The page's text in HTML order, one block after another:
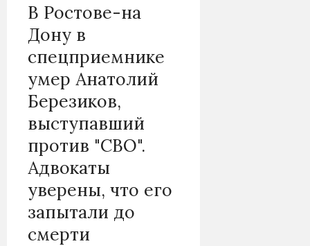
В Ростове-на
Дону в
спецприемнике
умер Анатолий
Березиков,
выступавший
против "СВО".
Адвокаты
уверены, что его
запытали до
смерти